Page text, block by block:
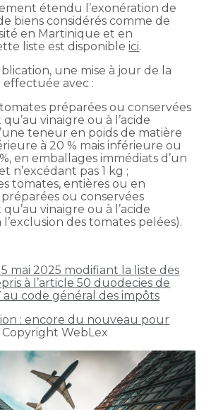
étendu l’exonération de
biens considérés comme de
en Martinique et en
liste est disponibleici.
une mise à jour de la
effectuée avec :
tomates préparées ou conservées
vinaigre ou à l’acide
teneur en poids de matière
à 20 % mais inférieure ou
en emballages immédiats d’un
n’excédant pas 1 kg ;
tomates, entières ou en
ou conservées
vinaigre ou à l’acide
des tomates pelées).
mai 2025 modifiant la liste des
à l’article 50 duodecies de
au code général des impôts
: encore du nouveau pour
Copyright WebLex